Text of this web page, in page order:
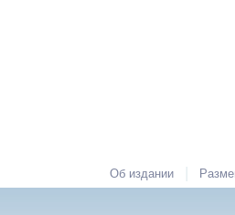
Об издании |